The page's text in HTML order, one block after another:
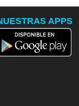
APPS